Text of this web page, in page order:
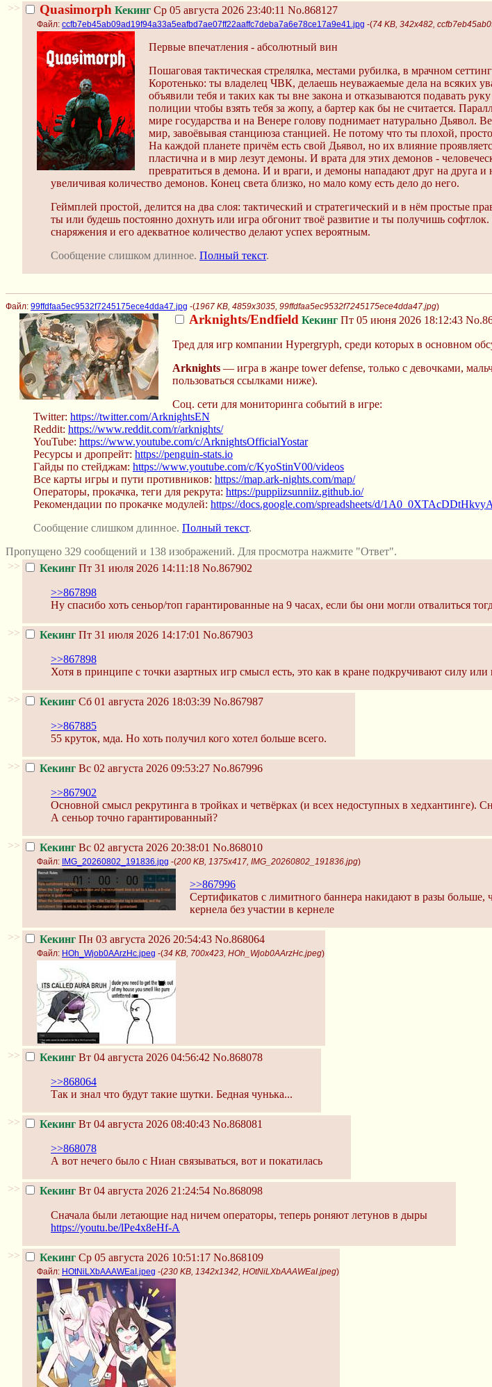
>> Quasimorph Кекинг Ср 05 августа 2026 23:40:11 No.868127
Файл: ccfb7eb45ab09ad19f94a33a5eafbd7ae07ff22aaffc7deba7a6e78ce17a9e41.jpg -(74 KB, 342x482,
Первые впечатления - абсолютный вин
Пошаговая тактическая стрелялка, местами рубилка, в мрачном
Коротенько: ты владелец ЧВК, делаешь неуважаемые дела на всяких
объявили тебя и таких как ты вне закона и отказываются подавать
полиции чтобы взять тебя за жопу, а бартер как бы не считается.
мире государства и на Венере голову поднимает натурально
мир, завоёвывая станциюза станцией. Не потому что ты плохой,
На каждой планете причём есть свой Дьявол, но их влияние
пластична и в мир лезут демоны. И врата для этих демонов -
превратиться в демона. И и враги, и демоны нападают друг на друга
увеличивая количество демонов. Конец света близко, но мало кому есть дело до него.
Геймплей простой, делится на два слоя: тактический и стратегический и в нём простые
ты или будешь постоянно дохнуть или игра обгонит твоё развитие и ты получишь
снаряжения и его адекватное количество делают успех вероятным.
Сообщение слишком длинное. Полный текст.
Файл: 99ffdfaa5ec9532f7245175ece4dda47.jpg -(1967 KB, 4859x3035, 99ffdfaa5ec9532f7245175ece4dda47.jpg)
Arknights/Endfield Кекинг Пт 05 июня 2026 18:12:43
Тред для игр компании Hypergryph, среди которых в основном
Arknights — игра в жанре tower defense, только с девочками,
пользоваться ссылками ниже).
Соц. сети для мониторинга событий в игре:
Twitter: https://twitter.com/ArknightsEN
Reddit: https://www.reddit.com/r/arknights/
YouTube: https://www.youtube.com/c/ArknightsOfficialYostar
Ресурсы и дропрейт: https://penguin-stats.io
Гайды по стейджам: https://www.youtube.com/c/KyoStinV00/videos
Все карты игры и пути противников: https://map.ark-nights.com/map/
Операторы, прокачка, теги для рекрута: https://puppiizsunniiz.github.io/
Рекомендации по прокачке модулей: https://docs.google.com/spreadsheets/d/
Сообщение слишком длинное. Полный текст.
Пропущено 329 сообщений и 138 изображений. Для просмотра нажмите "Ответ".
>>
Кекинг Пт 31 июля 2026 14:11:18 No.867902
>>867898
Ну спасибо хоть сеньор/топ гарантированные на 9 часах, если бы они могли отвалиться
>> Кекинг Пт 31 июля 2026 14:17:01 No.867903
>>867898
Хотя в принципе с точки азартных игр смысл есть, это как в кране подкручивают силу
>> Кекинг Сб 01 августа 2026 18:03:39 No.867987
>>867885
55 круток, мда. Но хоть получил кого хотел больше всего.
>> Кекинг Вс 02 августа 2026 09:53:27 No.867996
>>867902
Основной смысл рекрутинга в тройках и четвёрках (и всех недоступных в хедхантинге).
А сеньор точно гарантированный?
>> Кекинг Вс 02 августа 2026 20:38:01 No.868010
Файл: IMG_20260802_191836.jpg -(200 KB, 1375x417, IMG_20260802_191836.jpg)
>>867996
Сертификатов с лимитного баннера накидают в разы больше,
кернела без участии в кернеле
>> Кекинг Пн 03 августа 2026 20:54:43 No.868064
Файл: HOh_Wjob0AArzHc.jpeg -(34 KB, 700x423, HOh_Wjob0AArzHc.jpeg)
>> Кекинг Вт 04 августа 2026 04:56:42 No.868078
>>868064
Так и знал что будут такие шутки. Бедная чунька...
>> Кекинг Вт 04 августа 2026 08:40:43 No.868081
>>868078
А вот нечего было с Ниан связываться, вот и покатилась
>> Кекинг Вт 04 августа 2026 21:24:54 No.868098
Сначала были летающие над ничем операторы, теперь роняют летунов в дыры
https://youtu.be/lPe4x8eHf-A
>> Кекинг Ср 05 августа 2026 10:51:17 No.868109
Файл: HOtNiLXbAAAWEaI.jpeg -(230 KB, 1342x1342, HOtNiLXbAAAWEaI.jpeg)